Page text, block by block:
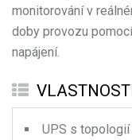
monitorování v
doby provozu
napájení.
UPS s